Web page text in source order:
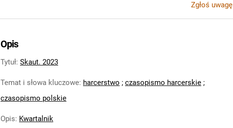
Zgłoś uwagę
Opis
Tytuł: Skaut. 2023
Temat i słowa kluczowe: harcerstwo ; czasopismo harcerskie ;
czasopismo polskie
Opis: Kwartalnik